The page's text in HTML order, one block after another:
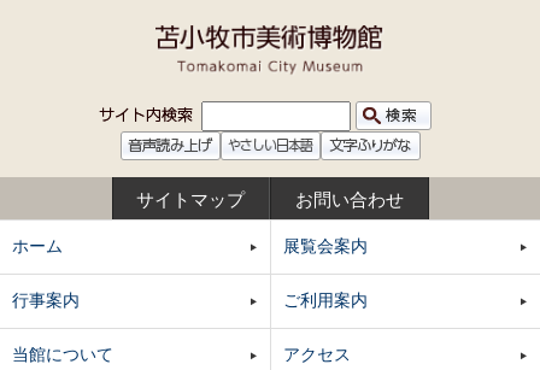
サイトマップ お問い合わせ
ホーム 展覧会案内
行事案内 ご利用案内
当館について アクセス